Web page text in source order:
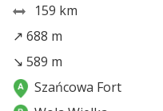
159 km
↗ 688 m
↘ 589 m
Szańcowa Fort